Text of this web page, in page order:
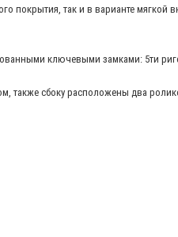
покрытия, так и в варианте мягкой
ключевыми замками: 5ти
также сбоку расположены два